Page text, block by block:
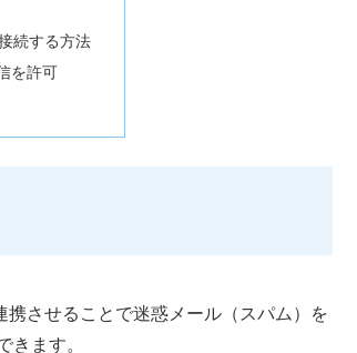
続する方法
を許可
携させることで迷惑メール（スパム）を
きます。